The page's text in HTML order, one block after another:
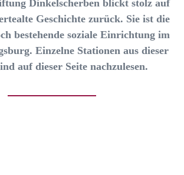
Dinkelscherben blickt stolz auf
Geschichte zurück. Sie ist die
bestehende soziale Einrichtung im
Einzelne Stationen aus dieser
auf dieser Seite nachzulesen.